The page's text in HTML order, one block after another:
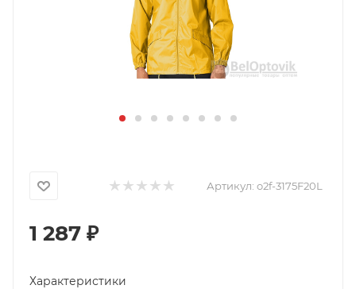
Артикул: o2f-3175F20L
1 287 ₽
Характеристики